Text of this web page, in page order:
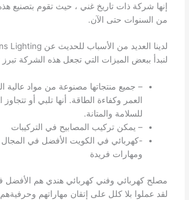
إنها شركة ذات تاريخ غني ، حيث تقوم بتصنيع
من السنوات حتى الآن.
لنبدأ ببعض الميزات التي تجعل هذه الشركة
– جميع منتجاتها مصنوعة من مواد
العمر وكفاءة الطاقة. أنها تلبي أو تتجاوز
للسلامة والمتانة.
– يمكن تركيب المصابيح في التركيبات
-كهربائي في الكويت الأفضل في المجال
ومهارات فريدة
مصلح كهربائي وفني كهربائي هندي هم الأفضل
لقد عملوا بلا كلل على إتقان مهاراتهم